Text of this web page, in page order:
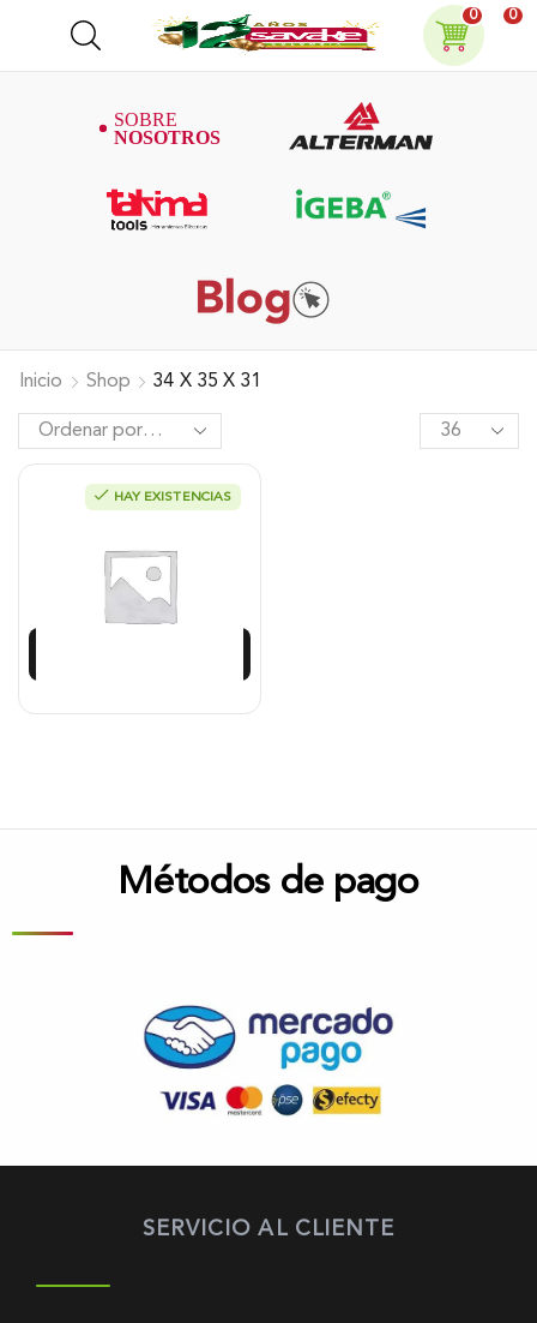
0 0
Inicio Shop 34 X 35 X 31
HAY EXISTENCIAS
Bomba Fumigadora Estacionaria
$770.667
Métodos de pago
SERVICIO AL CLIENTE